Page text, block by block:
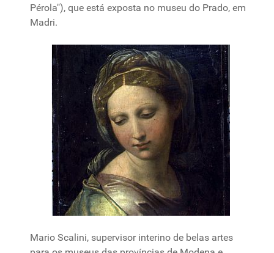
Pérola"), que está exposta no museu do Prado, em
Madri.
Mario Scalini, supervisor interino de belas artes